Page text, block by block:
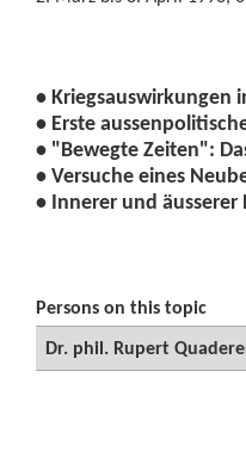
•Kriegsauswirkungen
• Erste
• "Bewegte Zeiten":
•Versuche eines
• Innerer und äusserer
Persons on this topic
Dr. phil. Rupert